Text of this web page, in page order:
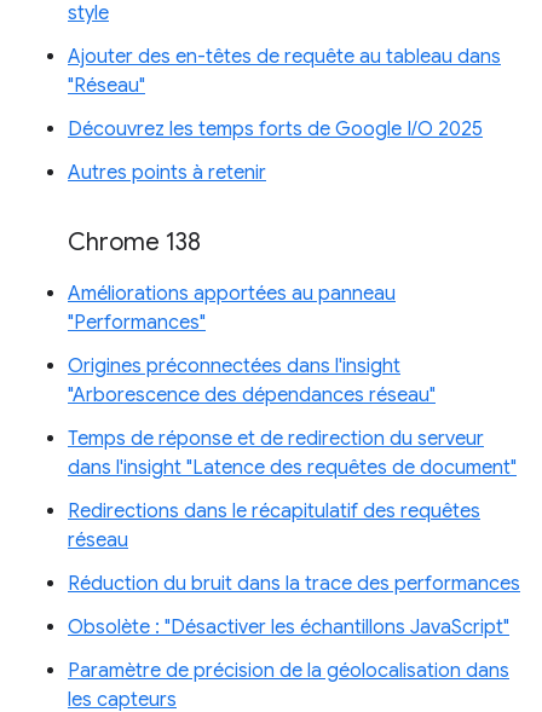
style
Ajouter des en-têtes de requête au tableau dans
"Réseau"
Découvrez les temps forts de Google I/O 2025
Autres points à retenir
Chrome 138
Améliorations apportées au panneau
"Performances"
Origines préconnectées dans l'insight
"Arborescence des dépendances réseau"
Temps de réponse et de redirection du serveur
dans l'insight "Latence des requêtes de document"
Redirections dans le récapitulatif des requêtes
réseau
Réduction du bruit dans la trace des performances
Obsolète : "Désactiver les échantillons JavaScript"
Paramètre de précision de la géolocalisation dans
les capteurs